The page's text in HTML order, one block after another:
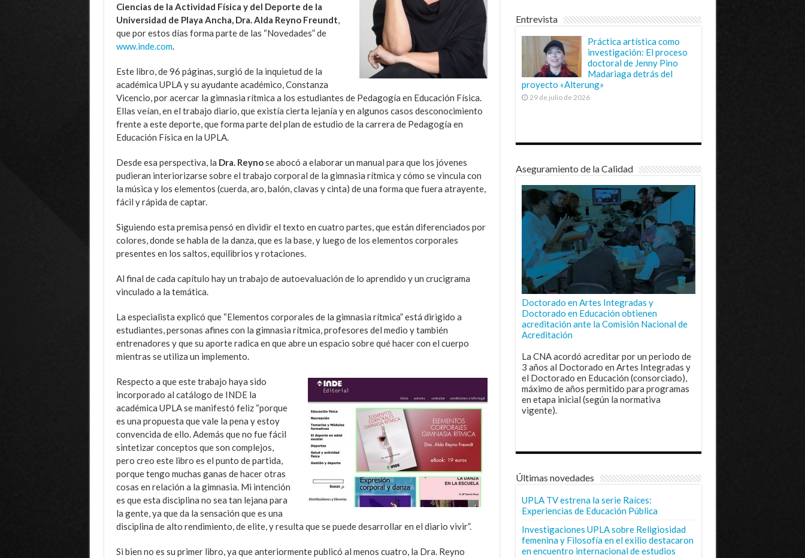
Ciencias de la Actividad Física y del Deporte de la
Universidad de Playa Ancha, Dra. Alda Reyno Freundt
que por estos días forma parte de las “Novedades” de
www.inde.com.
Este libro, de 96 páginas, surgió de la inquietud de la
académica UPLA y su ayudante académico, Constanza
Vicencio, por acercar la gimnasia rítmica a los estudiantes de Pedagogía en Educación Física.
Ellas veían, en el trabajo diario, que existía cierta lejanía y en algunos casos desconocimiento
frente a este deporte, que forma parte del plan de estudio de la carrera de Pedagogía en
Educación Física en la UPLA.
Desde esa perspectiva, la Dra. Reynose abocó a elaborar un manual para que los jóvenes
pudieran interiorizarse sobre el trabajo corporal de la gimnasia rítmica y cómo se vincula con
la música y los elementos (cuerda, aro, balón, clavas y cinta) de una forma que fuera atrayente,
fácil y rápida de captar.
Siguiendo esta premisa pensó en dividir el texto en cuatro partes, que están diferenciados por
colores, donde se habla de la danza, que es la base, y luego de los elementos corporales
presentes en los saltos, equilibrios y rotaciones.
Al final de cada capítulo hay un trabajo de autoevaluación de lo aprendido y un crucigrama
vinculado a la temática.
La especialista explicó que “Elementos corporales de la gimnasia rítmica” está dirigido a
estudiantes, personas afines con la gimnasia rítmica, profesores del medio y también
entrenadores y que su aporte radica en que abre un espacio sobre qué hacer con el cuerpo
mientras se utiliza un implemento.
Respecto a que este trabajo haya sido
incorporado al catálogo de INDE la
académica UPLA se manifestó feliz “porque
es una propuesta que vale la pena y estoy
convencida de ello. Además que no fue fácil
sintetizar conceptos que son complejos,
pero creo este libro es el punto de partida,
porque tengo muchas ganas de hacer otras
cosas en relación a la gimnasia. Mi intención
es que esta disciplina no sea tan lejana para
la gente, ya que da la sensación que es una
disciplina de alto rendimiento, de elite, y resulta que se puede desarrollar en el diario vivir”.
Si bien no es su primer libro, ya que anteriormente publicó al menos cuatro, la Dra. Reyno
Entrevista
Práctica artística como
investigación: El proceso
doctoral de Jenny Pino
Madariaga detrás del
proyecto «Alterung»
29 de julio de 2026
Aseguramiento de la Calidad
Doctorado en Artes Integradas y
Doctorado en Educación obtienen
acreditación ante la Comisión Nacional de
Acreditación
La CNA acordó acreditar por un periodo de
3 años al Doctorado en Artes Integradas y
el Doctorado en Educación (consorciado),
máximo de años permitido para programas
en etapa inicial (según la normativa
vigente).
Últimas novedades
UPLA TV estrena la serie Raíces:
Experiencias de Educación Pública
Investigaciones UPLA sobre Religiosidad
femenina y Filosofía en el exilio destacaron
en encuentro internacional de estudios